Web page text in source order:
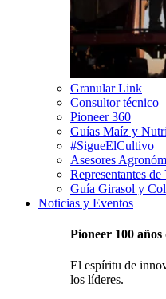
Granular Link
Consultor técnico
Pioneer 360
Guías Maíz y
#SigueElCultivo
Asesores
Representantes de
Guía Girasol y
Noticias y Eventos
Pioneer 100
El espíritu de
los líderes.